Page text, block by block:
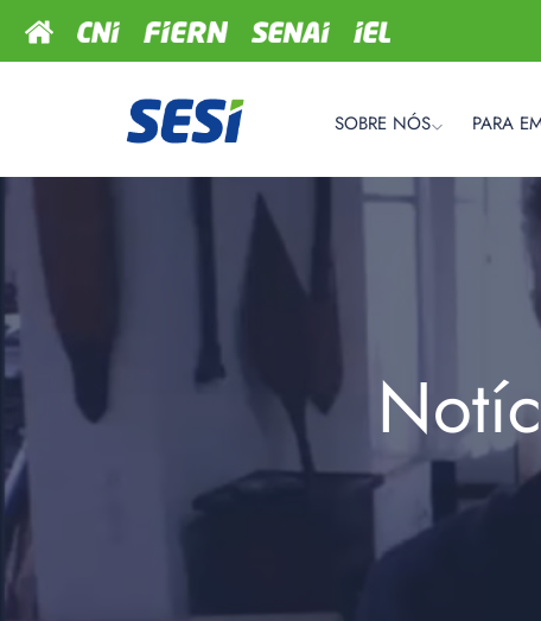
SOBRE NÓS PARA